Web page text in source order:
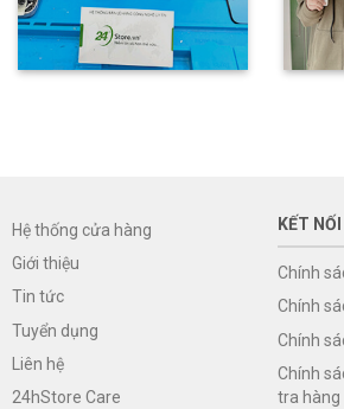
Hệ thống cửa hàng
Giới thiệu
Tin tức
Tuyển dụng
Liên hệ
24hStore Care
KẾT
Chính
Chính
Chính
Chính
tra hàng